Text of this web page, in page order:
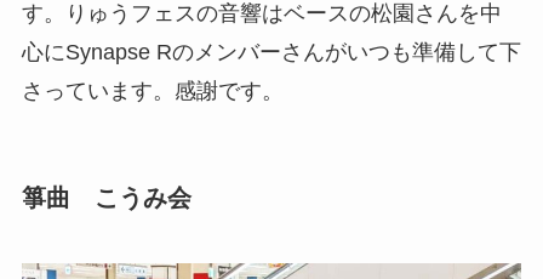
す。りゅうフェスの音響はベースの松園さんを中
心にSynapse Rのメンバーさんがいつも準備して下
さっています。感謝です。
箏曲 こうみ会